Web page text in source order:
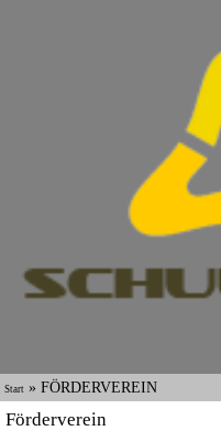
Start » FÖRDERVEREIN
Förderverein